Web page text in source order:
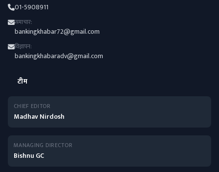
01-5908911
समाचार:
bankingkhabar72@gmail.com
विज्ञापन:
bankingkhabaradv@gmail.com
टीम
CHIEF EDITOR
Madhav Nirdosh
MANAGING DIRECTOR
Bishnu GC